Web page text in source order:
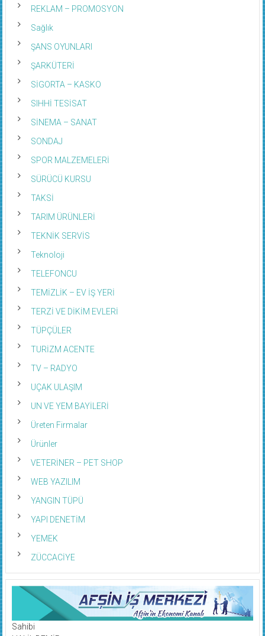
REKLAM – PROMOSYON
Sağlık
ŞANS OYUNLARI
ŞARKÜTERİ
SİGORTA – KASKO
SIHHİ TESİSAT
SİNEMA – SANAT
SONDAJ
SPOR MALZEMELERİ
SÜRÜCÜ KURSU
TAKSİ
TARIM ÜRÜNLERİ
TEKNİK SERVİS
Teknoloji
TELEFONCU
TEMİZLİK – EV İŞ YERİ
TERZİ VE DİKİM EVLERİ
TÜPÇÜLER
TURİZM ACENTE
TV – RADYO
UÇAK ULAŞIM
UN VE YEM BAYİLERİ
Üreten Firmalar
Ürünler
VETERİNER – PET SHOP
WEB YAZILIM
YANGIN TÜPÜ
YAPI DENETİM
YEMEK
ZÜCCACİYE
Sahibi